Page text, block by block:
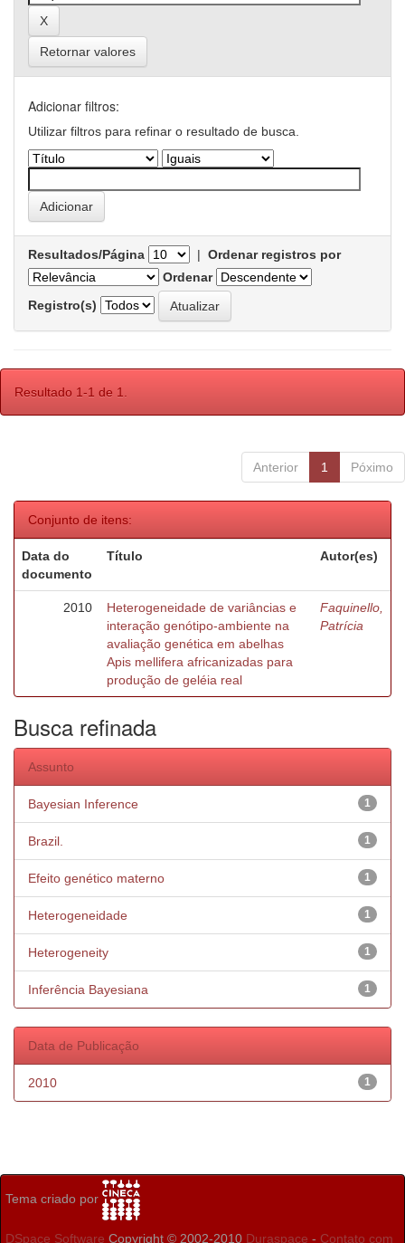
Retornar valores
Adicionar filtros:
Utilizar filtros para refinar o resultado de busca.
Resultados/Página | Ordenar registros por
Ordenar
Registro(s)
Resultado 1-1 de 1.
Anterior 1 Póximo
Conjunto de itens:
Data do
documento
Título Autor(es)
2010
Heterogeneidade de variâncias e
interação genótipo-ambiente na
avaliação genética em abelhas
Apis mellifera africanizadas para
produção de geléia real
Faquinello,
Patrícia
Busca refinada
Assunto
1
Bayesian Inference
1
Brazil.
1
Efeito genético materno
1
Heterogeneidade
1
Heterogeneity
1
Inferência Bayesiana
Data de Publicação
1
2010
Tema criado por
DSpace Software Copyright © 2002-2010 Duraspace - Contato com